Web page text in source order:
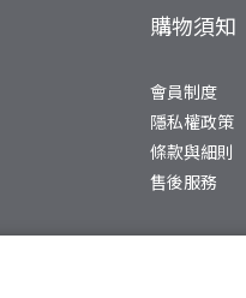
購物須知
會員制度
隱私權政策
條款與細則
售後服務